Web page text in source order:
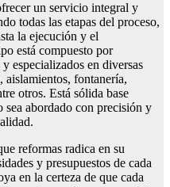
un servicio integral y
todas las etapas del proceso,
la ejecución y el
está compuesto por
especializados en diversas
aislamientos, fontanería,
otros. Está sólida base
sea abordado con precisión y
reformas radica en su
y presupuestos de cada
en la certeza de que cada